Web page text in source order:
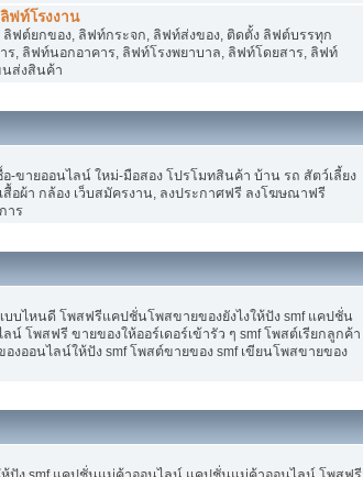
ฟท์โรงงาน
ฟต์ยกของ, ลิฟท์กระจก, ลิฟท์ส่งของ, ติดตั้ง ลิฟต์บรรทุก
, ลิฟท์นอกอาคาร, ลิฟท์โรงพยาบาล, ลิฟท์โดยสาร, ลิฟท์
ส่งสินค้า
-ขายออนไลน์ ใหม่-มือสอง โปรโมทสินค้า บ้าน รถ สัตว์เลี้ยง
เสื้อผ้า กล้อง เว็บสมัครงาน, ลงประกาศฟรี ลงโฆษณาฟรี
าร
บบไหนดี โพสฟรีแคปชั่นโพสขายของยังไงให้ปัง smf แคปชั่น
โพสฟรี ขายของให้ออร์เดอร์เข้ารัว ๆ smf โพสต์เรียกลูกค้า
งออนไลน์ให้ปัง smf โพสต์ขายของ smf เขียนโพสขายของ